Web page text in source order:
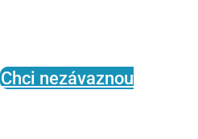
Chci nezávaznou